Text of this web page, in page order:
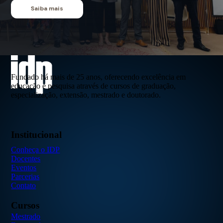
Saiba mais
Fundado há mais de 25 anos, oferecendo excelência em
educação e pesquisa através de cursos de graduação,
especialização, extensão, mestrado e doutorado.
Institucional
Conheça o IDP
Docentes
Eventos
Parcerias
Contato
Cursos
Mestrado